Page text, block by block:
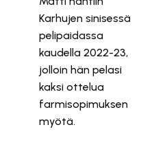
Karhujen sinisessä
pelipaidassa
kaudella 2022-23,
jolloin hän pelasi
kaksi ottelua
farmisopimuksen
myötä.